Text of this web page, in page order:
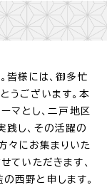
皆様には、御多忙
うございます。本
マとし、二戸地区
践し、その活躍の
々にお集まりいた
ていただきます、
西野と申します。